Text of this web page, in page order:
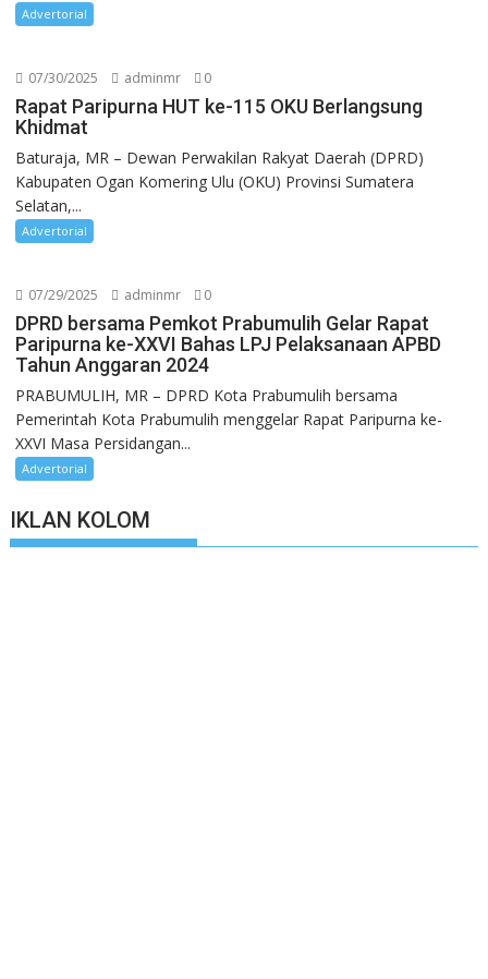
Advertorial
07/30/2025 adminmr 0
Rapat Paripurna HUT ke-115 OKU Berlangsung
Khidmat
Baturaja, MR – Dewan Perwakilan Rakyat Daerah (DPRD)
Kabupaten Ogan Komering Ulu (OKU) Provinsi Sumatera
Selatan,...
Advertorial
07/29/2025 adminmr 0
DPRD bersama Pemkot Prabumulih Gelar Rapat
Paripurna ke-XXVI Bahas LPJ Pelaksanaan APBD
Tahun Anggaran 2024
PRABUMULIH, MR – DPRD Kota Prabumulih bersama
Pemerintah Kota Prabumulih menggelar Rapat Paripurna ke-
XXVI Masa Persidangan...
Advertorial
IKLAN KOLOM